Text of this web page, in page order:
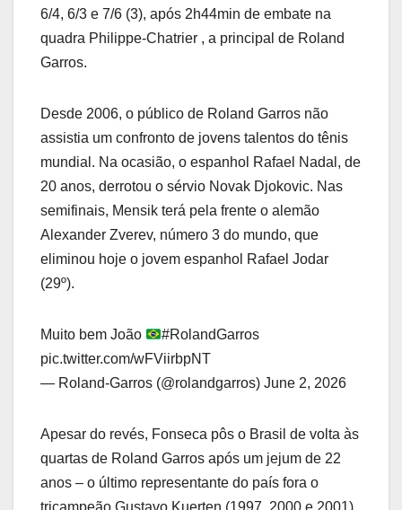
6/4, 6/3 e 7/6 (3), após 2h44min de embate na
quadra Philippe-Chatrier , a principal de Roland
Garros.
Desde 2006, o público de Roland Garros não
assistia um confronto de jovens talentos do tênis
mundial. Na ocasião, o espanhol Rafael Nadal, de
20 anos, derrotou o sérvio Novak Djokovic. Nas
semifinais, Mensik terá pela frente o alemão
Alexander Zverev, número 3 do mundo, que
eliminou hoje o jovem espanhol Rafael Jodar
(29º).
Muito bem João
#RolandGarros
pic.twitter.com/wFViirbpNT
— Roland-Garros (@rolandgarros) June 2, 2026
Apesar do revés, Fonseca pôs o Brasil de volta às
quartas de Roland Garros após um jejum de 22
anos – o último representante do país fora o